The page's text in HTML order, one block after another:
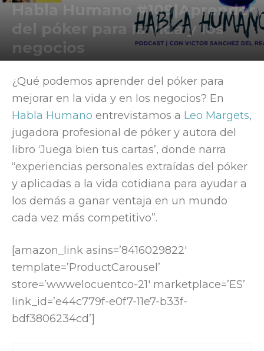
Habla Humano #109|Aprender
del póker para la vida y los
negocios
¿Qué podemos aprender del póker para
mejorar en la vida y en los negocios? En
Habla Humano entrevistamos a Leo Margets,
jugadora profesional de póker y autora del
libro ‘Juega bien tus cartas’, donde narra
“experiencias personales extraídas del póker
y aplicadas a la vida cotidiana para ayudar a
los demás a ganar ventaja en un mundo
cada vez más competitivo”.
[amazon_link asins=’8416029822′
template=’ProductCarousel’
store=’wwwelocuentco-21′ marketplace=’ES’
link_id=’e44c779f-e0f7-11e7-b33f-
bdf3806234cd’]